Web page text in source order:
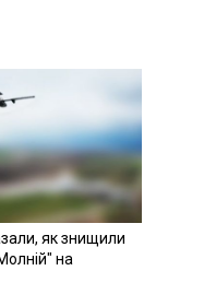
як знищили
на